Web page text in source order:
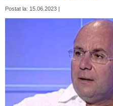
Postat la: 15.06.2023 |